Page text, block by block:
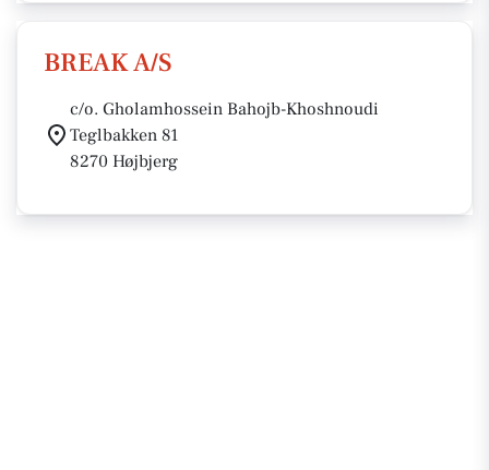
BREAK A/S
c/o. Gholamhossein Bahojb-Khoshnoudi
Teglbakken 81
8270 Højbjerg